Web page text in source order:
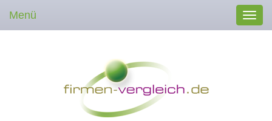
Menü